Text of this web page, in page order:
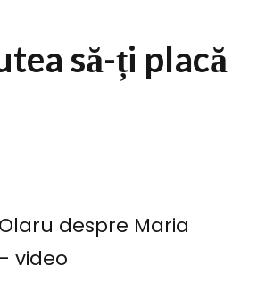
să-ți placă
despre Maria
video